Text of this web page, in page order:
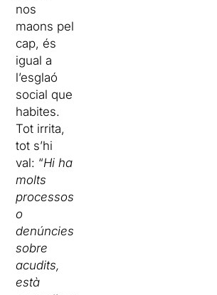
nos
maons pel
cap, és
igual a
l’esglaó
social que
habites.
Tot irrita,
tot s’hi
val: “Hi ha
molts
processos
o
denúncies
sobre
acudits,
està